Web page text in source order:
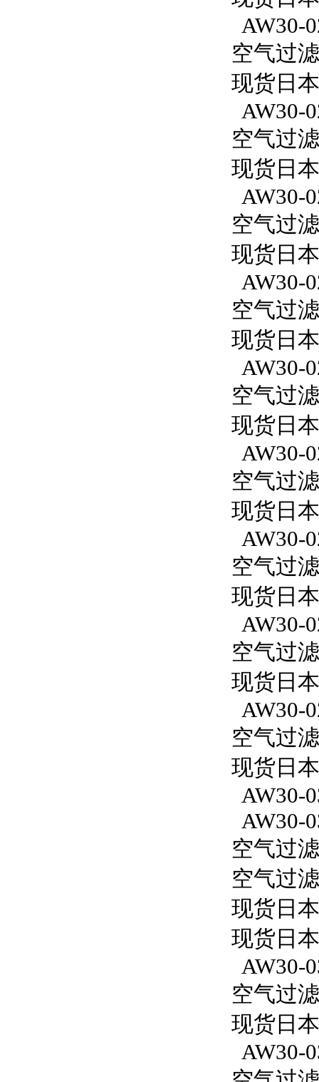
AW30-
空气过
现货日
AW30-
空气过
现货日
AW30-
空气过
现货日
AW30-
空气过
现货日
AW30-
空气过
现货日
AW30-
空气过
现货日
AW30-
空气过
现货日
AW30-
空气过
现货日
AW30-
空气过
现货日
AW30-
AW30-
空气过
空气过
现货日
现货日
AW30-
空气过
现货日
AW30-